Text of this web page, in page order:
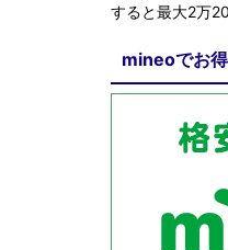
すると最大2万
mineoでお